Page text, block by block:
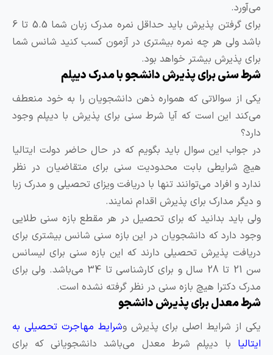
برای گرفتن پذیرش باید حداقل نمره مدرک زبان شما 5.5 تا 6
ولی هر چه نمره بیشتری در آزمون کسب کنید شانس شما
پذیرش بیشتر خواهد بود.
سنی برای پذیرش دانشجو با مدرک دیپلم
از سوالاتی که همواره ذهن دانشجویان را به خود منعطف
این است که آیا شرط سنی برای پذیرش با دیپلم وجود
جواب این سوال باید بگویم که در حال حاضر دولت ایتالیا
شرایطی بابت محدودیت سنی برای متقاضیان در نظر
و افراد می‌توانند تنها با دریافت ویزای تحصیلی و مدرک زبا
دیگر مدارک برای پذیرش اقدام نمایند.
باید بدانید که برای تحصیل در هر مقطع بازه سنی طلایی
دارد که دانشجویان در این بازه سنی شانس بیشتری برای
پذیرش تحصیلی دارند که این بازه سنی برای لیسانس
سن 21 تا 28 سال و برای کارشناسی تا 34 می‌باشد. ولی برای
دکترا هیچ بازه سنی در نظر گرفته نشده است.
معدل برای پذیرش دانشجو
از شرایط اصلی برای پذیرش وشرایط مهاجرت تحصیلی به
با دیپلم شرط معدل می‌باشد دانشجویانی که برای